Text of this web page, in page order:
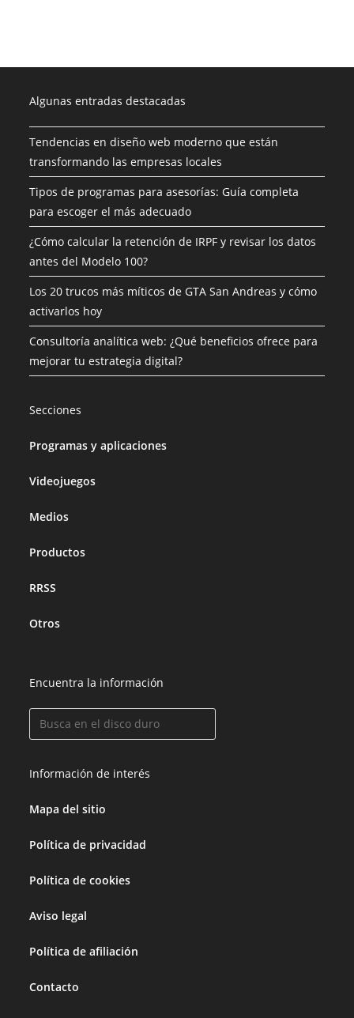
Algunas entradas destacadas
Tendencias en diseño web moderno que están
transformando las empresas locales
Tipos de programas para asesorías: Guía completa
para escoger el más adecuado
¿Cómo calcular la retención de IRPF y revisar los datos
antes del Modelo 100?
Los 20 trucos más míticos de GTA San Andreas y cómo
activarlos hoy
Consultoría analítica web: ¿Qué beneficios ofrece para
mejorar tu estrategia digital?
Secciones
Programas y aplicaciones
Videojuegos
Medios
Productos
RRSS
Otros
Encuentra la información
Información de interés
Mapa del sitio
Política de privacidad
Política de cookies
Aviso legal
Política de afiliación
Contacto